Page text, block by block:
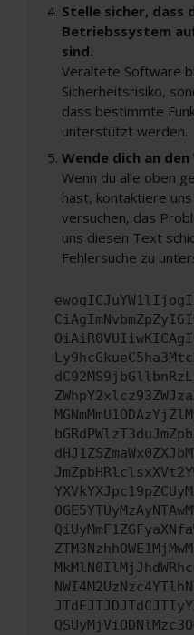
Stelle sicher, dass
Betriebssystem
sind.
Veraltete Software
Sicherheitsrisiko,
dass bestimmte
unterstützt werden.
Wende dich an
Wenn du alle oben
hast, kontaktiere
versuchen, das
uns diesen Text
Fehlersuche zu